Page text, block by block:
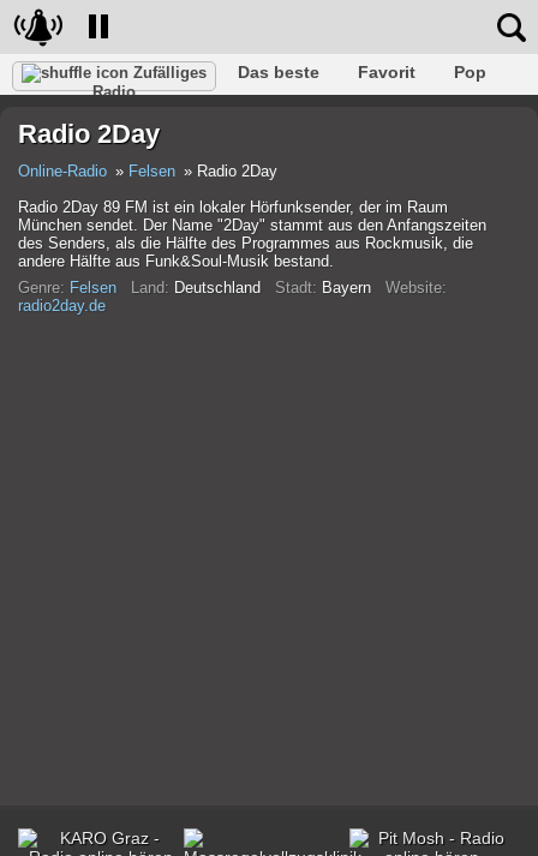
Zufälliges
Radio
Das beste Favorit
Pop
Rap
Trans
Radio 2Day
Online-Radio Felsen
Radio 2Day
Radio 2Day 89 FM ist ein lokaler Hörfunksender, der im Raum
München sendet. Der Name "2Day" stammt aus den Anfangszeiten
des Senders, als die Hälfte des Programmes aus Rockmusik, die
andere Hälfte aus Funk&Soul-Musik bestand.
Genre: Felsen Land: Deutschland Stadt: Bayern Website:
radio2day.de